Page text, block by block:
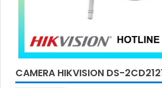
CAMERA HIKVISION DS-